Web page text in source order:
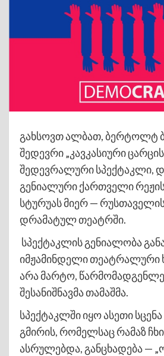
გახსოვთ ალბათ, ბერტოლტ
შედევრი „კავკასიური
შედევრალური სპექტაკლი,
გენიალური ქართველი
სტურუას მიერ —
დრამატულ თეატრში.
სპექტაკლის გენიალობა
იმჟამინდელი თეატრალური
არა მარტო,
შესანიშნავმა თამაშმა.
სპექტაკლში იყო ასეთი
გმირის, რომელსაც რამაზ
ასრულებდა, განცხადება —